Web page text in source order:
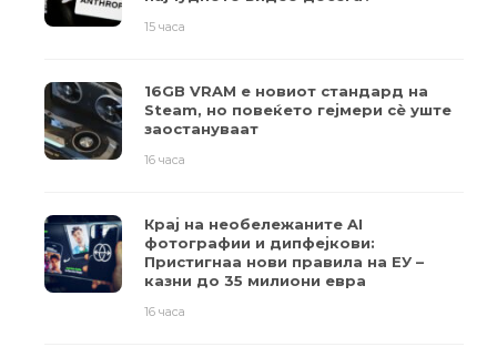
15 часа
16GB VRAM е новиот стандард на
Steam, но повеќето гејмери ​​сè уште
заостануваат
16 часа
Крај на необележаните AI
фотографии и дипфејкови:
Пристигнаа нови правила на ЕУ –
казни до 35 милиони евра
16 часа